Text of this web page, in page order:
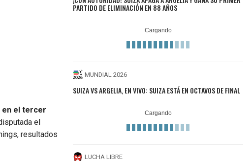
en el tercer
el
resultados
PARTIDO DE ELIMINACIÓN EN 88 AÑOS
MUNDIAL 2026
SUIZA VS ARGELIA, EN VIVO: SUIZA ESTÁ EN OCTAVOS DE FINAL
LUCHA LIBRE